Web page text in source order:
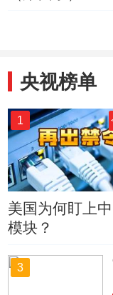
央视榜单
1
美国为何盯上
模块？
3